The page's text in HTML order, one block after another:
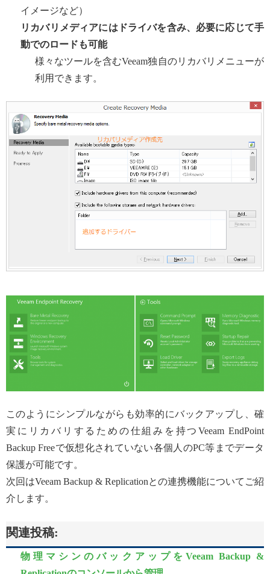
イメージなど）
リカバリメディアにはドライバを含み、必要に応じて手
動でのロードも可能
様々なツールを含むVeeam独自のリカバリメニューが
利用できます。
このようにシンプルながらも効率的にバックアップし、確
実にリカバリするための仕組みを持つVeeam EndPoint
Backup Freeで仮想化されていない各個人のPC等までデータ
保護が可能です。
次回はVeeam Backup & Replicationとの連携機能についてご紹
介します。
関連投稿:
物理マシンのバックアップをVeeam Backup &